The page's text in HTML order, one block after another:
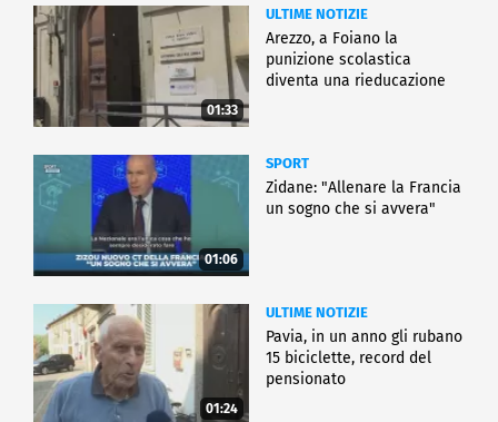
01:33
ULTIME NOTIZIE
Arezzo, a Foiano la
punizione scolastica
diventa una rieducazione
01:06
SPORT
Zidane: "Allenare la Francia
un sogno che si avvera"
01:24
ULTIME NOTIZIE
Pavia, in un anno gli rubano
15 biciclette, record del
pensionato